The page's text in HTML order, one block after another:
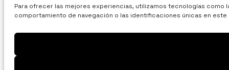
Para ofrecer las mejores experiencias, utilizamos tecnologías
comportamiento de navegación o las identificaciones únicas en